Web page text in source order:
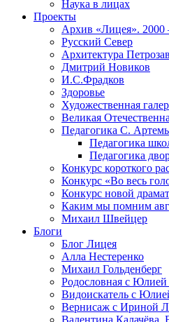
Наука в лицах
Проекты
Архив «Лицея».
Русский Север
Архитектура
Дмитрий Новиков
И.С.Фрадков
Здоровье
Художественная
Великая
Педагогика С.
Педагогика
Педагогика
Конкурс короткого
Конкурс «Во весь
Конкурс новой
Каким мы помним
Михаил Швейцер
Блоги
Блог Лицея
Алла Нестеренко
Михаил Гольденберг
Родословная с
Видоискатель с
Вернисаж с Ириной